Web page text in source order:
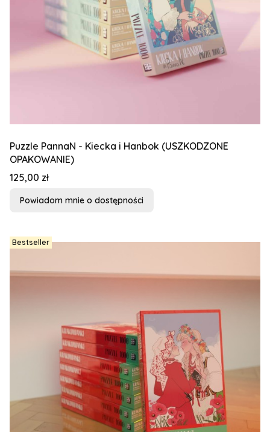
Puzzle PannaN - Kiecka i Hanbok (USZKODZONE
OPAKOWANIE)
Cena
125,00 zł
Powiadom mnie o dostępności
Bestseller